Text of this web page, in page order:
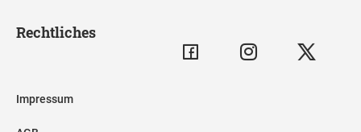
Rechtliches
Impressum